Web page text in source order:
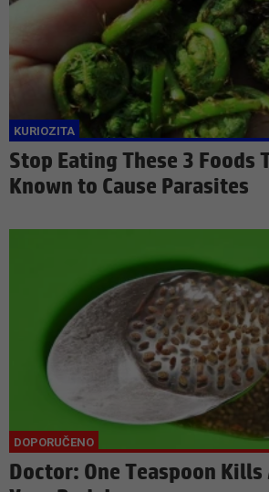
Stop Eating These 3 Foods
Known to Cause Parasites
Doctor: One Teaspoon